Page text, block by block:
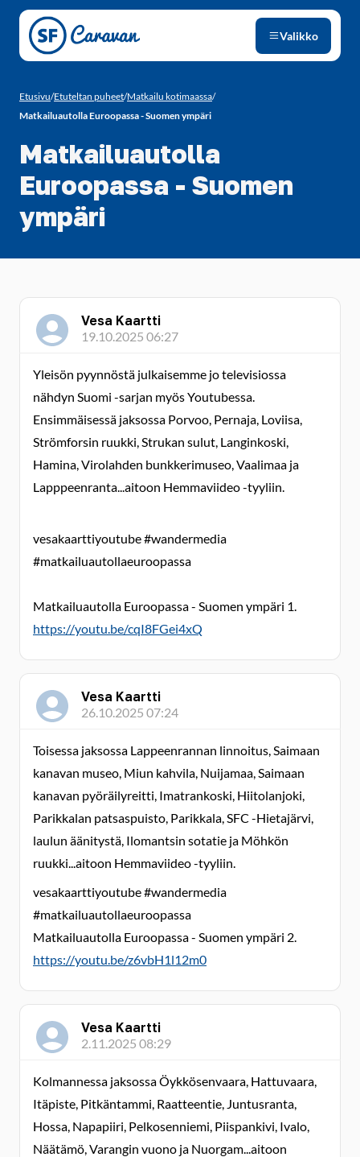
Siirry sivun sisältöön
Valikko
Etusivu/Etuteltan puheet/Matkailu kotimaassa/
Matkailuautolla Euroopassa - Suomen ympäri
Matkailuautolla
Euroopassa - Suomen
ympäri
Vesa Kaartti
19.10.2025 06:27
Yleisön pyynnöstä julkaisemme jo televisiossa
nähdyn Suomi -sarjan myös Youtubessa.
Ensimmäisessä jaksossa Porvoo, Pernaja, Loviisa,
Strömforsin ruukki, Strukan sulut, Langinkoski,
Hamina, Virolahden bunkkerimuseo, Vaalimaa ja
Lapppeenranta...aitoon Hemmaviideo -tyyliin.
vesakaarttiyoutube #wandermedia
#matkailuautollaeuroopassa
Matkailuautolla Euroopassa - Suomen ympäri 1.
https://youtu.be/cqI8FGei4xQ
Vesa Kaartti
26.10.2025 07:24
Toisessa jaksossa Lappeenrannan linnoitus, Saimaan
kanavan museo, Miun kahvila, Nuijamaa, Saimaan
kanavan pyöräilyreitti, Imatrankoski, Hiitolanjoki,
Parikkalan patsaspuisto, Parikkala, SFC -Hietajärvi,
laulun äänitystä, Ilomantsin sotatie ja Möhkön
ruukki...aitoon Hemmaviideo -tyyliin.
vesakaarttiyoutube #wandermedia
#matkailuautollaeuroopassa
Matkailuautolla Euroopassa - Suomen ympäri 2.
https://youtu.be/z6vbH1l12m0
Vesa Kaartti
2.11.2025 08:29
Kolmannessa jaksossa Öykkösenvaara, Hattuvaara,
Itäpiste, Pitkäntammi, Raatteentie, Juntusranta,
Hossa, Napapiiri, Pelkosenniemi, Piispankivi, Ivalo,
Näätämö, Varangin vuono ja Nuorgam...aitoon